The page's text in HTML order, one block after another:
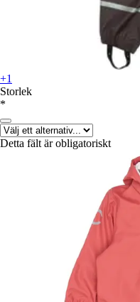
+1
Storlek
*
Detta fält är obligatoriskt